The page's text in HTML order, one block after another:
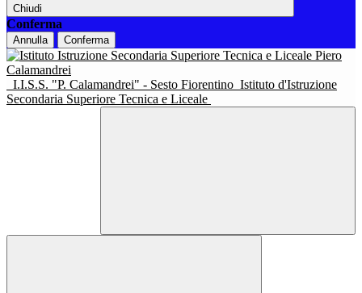
Chiudi
Conferma
Annulla Conferma
I.I.S.S. "P. Calamandrei" - Sesto Fiorentino Istituto d'Istruzione
Secondaria Superiore Tecnica e Liceale